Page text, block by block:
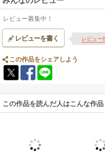
レビュー募集中！
レビューを書く レビュー
この作品をシェアしよう
この作品を読んだ人はこんな作